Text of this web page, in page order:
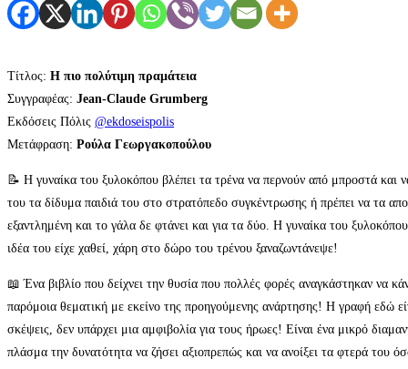
Τίτλος: Η πιο πολύτιμη πραμάτεια
Συγγραφέας: Jean-Claude Grumberg
Εκδόσεις Πόλις @ekdoseispolis
Μετάφραση: Ρούλα Γεωργακοπούλου
📝 Η γυναίκα του ξυλοκόπου βλέπει τα τρένα να περνούν από μπροστά και
του τα δίδυμα παιδιά του στο στρατόπεδο συγκέντρωσης ή πρέπει να τα
εξαντλημένη και το γάλα δε φτάνει και για τα δύο. Η γυναίκα του
ιδέα του είχε χαθεί, χάρη στο δώρο του τρένου ξαναζωντάνεψε!
📖 Ένα βιβλίο που δείχνει την θυσία που πολλές φορές αναγκάστηκαν να
παρόμοια θεματική με εκείνο της προηγούμενης ανάρτησης! Η γραφή εδώ
σκέψεις, δεν υπάρχει μια αμφιβολία για τους ήρωες! Είναι ένα μικρό
πλάσμα την δυνατότητα να ζήσει αξιοπρεπώς και να ανοίξει τα φτερά του